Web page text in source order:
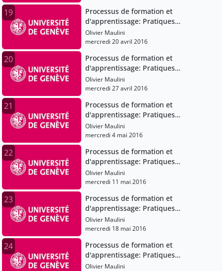
19
Processus de formation et
d'apprentissage: Pratiques
pédagogiques et institutions scolaires
Olivier Maulini
mercredi 20 avril 2016
20
Processus de formation et
d'apprentissage: Pratiques
pédagogiques et institutions scolaires
Olivier Maulini
mercredi 27 avril 2016
21
Processus de formation et
d'apprentissage: Pratiques
pédagogiques et institutions scolaires
Olivier Maulini
mercredi 4 mai 2016
22
Processus de formation et
d'apprentissage: Pratiques
pédagogiques et institutions scolaires
Olivier Maulini
mercredi 11 mai 2016
23
Processus de formation et
d'apprentissage: Pratiques
pédagogiques et institutions scolaires
Olivier Maulini
mercredi 18 mai 2016
24
Processus de formation et
d'apprentissage: Pratiques
pédagogiques et institutions scolaires
Olivier Maulini